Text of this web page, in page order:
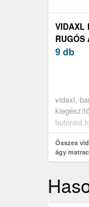
VIDAXL
RUGÓS
ÉS LED-
9 db
vidaxl,
Összes
ágy